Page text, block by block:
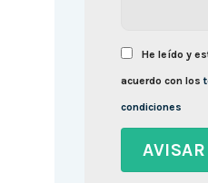
He leído y
acuerdo con los
condiciones